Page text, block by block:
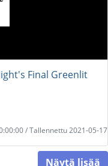
Final Greenlit
/ Tallennettu 2021-05-17
Näytä lisää